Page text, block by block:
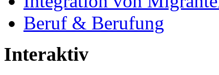
Beruf & Berufung
Interaktiv